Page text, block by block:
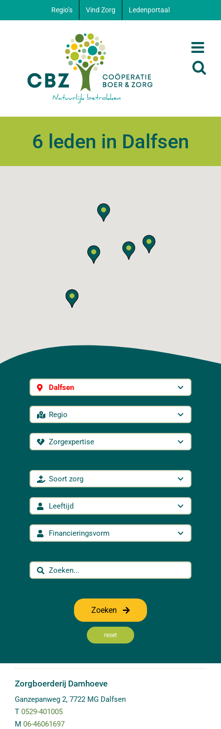
naar
Regio’s Vind Zorg Ledenportaal
6 leden in Dalfsen
Zoeken
reset
Zorgboerderij Damhoeve
Ganzepanweg 2, 7722 MG Dalfsen
T 0529-401005
M 06-46061697